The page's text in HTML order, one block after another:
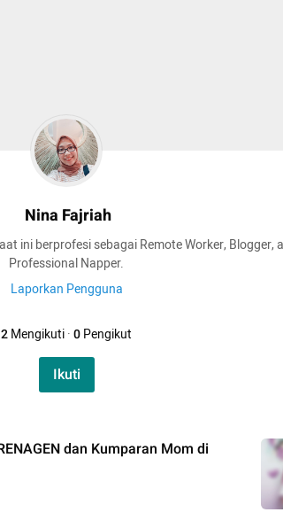
Nina Fajriah
ini berprofesi sebagai Remote Worker, Blogger,
Professional Napper.
Laporkan Pengguna
2Mengikuti·0Pengikut
Ikuti
dan Kumparan Mom di